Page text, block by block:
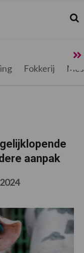
Fokkerij
aanpak